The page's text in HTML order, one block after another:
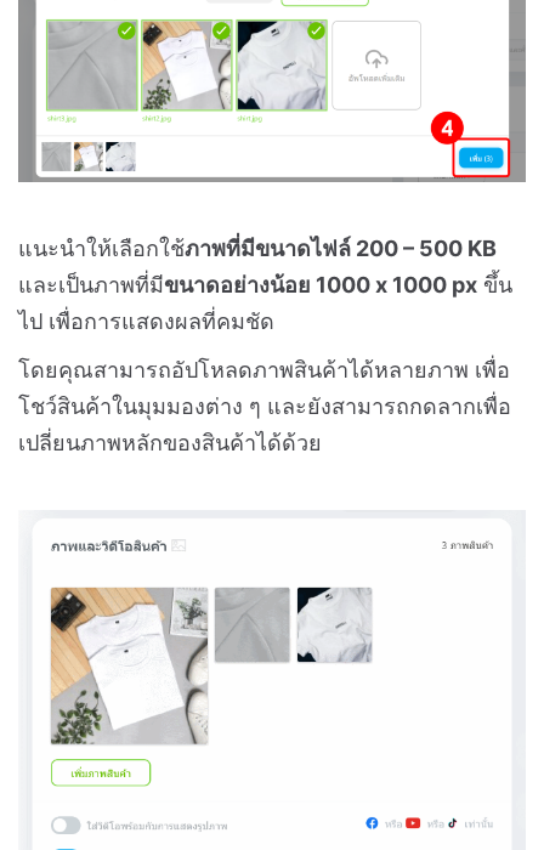
แนะนำให้เลือกใช้ภาพที่มีขนาดไฟล์ 200 – 500 KB
และเป็นภาพที่มีขนาดอย่างน้อย 1000 x 1000 px ขึ้น
ไป เพื่อการแสดงผลที่คมชัด
โดยคุณสามารถอัปโหลดภาพสินค้าได้หลายภาพ เพื่อ
โชว์สินค้าในมุมมองต่าง ๆ และยังสามารถกดลากเพื่อ
เปลี่ยนภาพหลักของสินค้าได้ด้วย